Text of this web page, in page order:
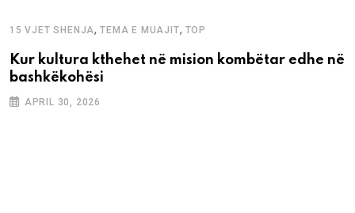
15 VJET SHENJA,TEMA E MUAJIT, TOP
Kur kultura kthehet në mision kombëtar edhe në
bashkëkohësi
APRIL 30, 2026